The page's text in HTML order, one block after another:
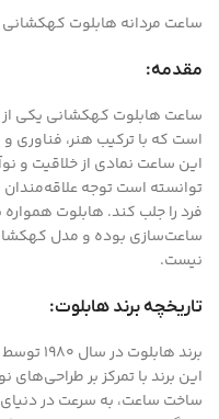
ساعت مردانه هابلوت کهکشانی Hublot big bang
مقدمه:
ساعت هابلوت کهکشانی یکی
است که با ترکیب هنر،
این ساعت نمادی از خلاقیت
توانسته است توجه
فرد را جلب کند. هابلوت
ساعت‌سازی بوده و مدل
نیست.
تاریخچه برند هابلوت:
این برند با تمرکز بر طراحی‌های
ساخت ساعت، به سرعت در